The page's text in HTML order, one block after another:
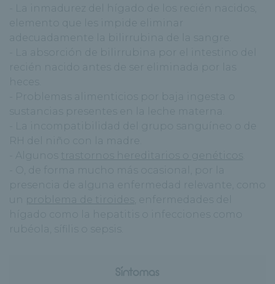
- La inmadurez del hígado de los recién nacidos,
elemento que les impide eliminar
adecuadamente la bilirrubina de la sangre.
- La absorción de bilirrubina por el intestino del
recién nacido antes de ser eliminada por las
heces.
- Problemas alimenticios por baja ingesta o
sustancias presentes en la leche materna.
- La incompatibilidad del grupo sanguíneo o de
RH del niño con la madre.
- Algunos
trastornos hereditarios o genéticos
- O, de forma mucho más ocasional, por la
presencia de alguna enfermedad relevante, como
problema de tiroides
, enfermedades del
hígado como la hepatitis o infecciones como
rubéola, sífilis o sepsis.